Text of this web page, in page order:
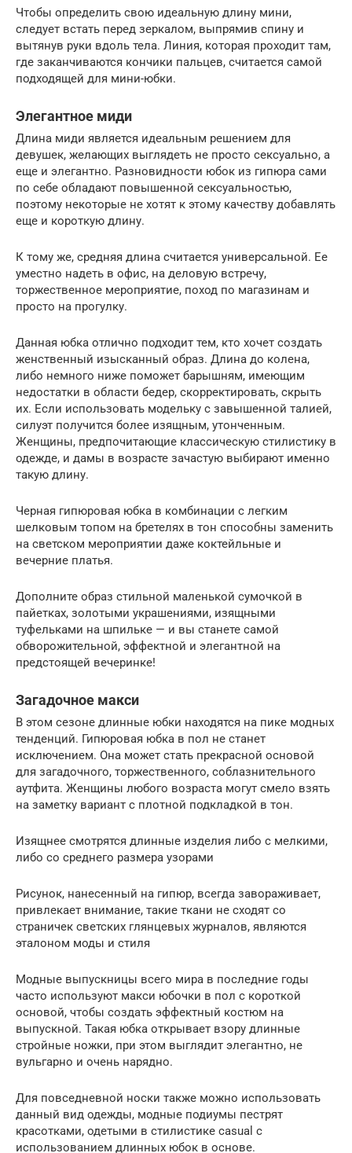
Чтобы определить свою идеальную длину мини,
следует встать перед зеркалом, выпрямив спину и
вытянув руки вдоль тела. Линия, которая проходит там,
где заканчиваются кончики пальцев, считается самой
подходящей для мини-юбки.
Элегантное миди
Длина миди является идеальным решением для
девушек, желающих выглядеть не просто сексуально, а
еще и элегантно. Разновидности юбок из гипюра сами
по себе обладают повышенной сексуальностью,
поэтому некоторые не хотят к этому качеству добавлять
еще и короткую длину.
К тому же, средняя длина считается универсальной. Ее
уместно надеть в офис, на деловую встречу,
торжественное мероприятие, поход по магазинам и
просто на прогулку.
Данная юбка отлично подходит тем, кто хочет создать
женственный изысканный образ. Длина до колена,
либо немного ниже поможет барышням, имеющим
недостатки в области бедер, скорректировать, скрыть
их. Если использовать модельку с завышенной талией,
силуэт получится более изящным, утонченным.
Женщины, предпочитающие классическую стилистику в
одежде, и дамы в возрасте зачастую выбирают именно
такую длину.
Черная гипюровая юбка в комбинации с легким
шелковым топом на бретелях в тон способны заменить
на светском мероприятии даже коктейльные и
вечерние платья.
Дополните образ стильной маленькой сумочкой в
пайетках, золотыми украшениями, изящными
туфельками на шпильке — и вы станете самой
обворожительной, эффектной и элегантной на
предстоящей вечеринке!
Загадочное макси
В этом сезоне длинные юбки находятся на пике модных
тенденций. Гипюровая юбка в пол не станет
исключением. Она может стать прекрасной основой
для загадочного, торжественного, соблазнительного
аутфита. Женщины любого возраста могут смело взять
на заметку вариант с плотной подкладкой в тон.
Изящнее смотрятся длинные изделия либо с мелкими,
либо со среднего размера узорами
Рисунок, нанесенный на гипюр, всегда завораживает,
привлекает внимание, такие ткани не сходят со
страничек светских глянцевых журналов, являются
эталоном моды и стиля
Модные выпускницы всего мира в последние годы
часто используют макси юбочки в пол с короткой
основой, чтобы создать эффектный костюм на
выпускной. Такая юбка открывает взору длинные
стройные ножки, при этом выглядит элегантно, не
вульгарно и очень нарядно.
Для повседневной носки также можно использовать
данный вид одежды, модные подиумы пестрят
красотками, одетыми в стилистике casual с
использованием длинных юбок в основе.